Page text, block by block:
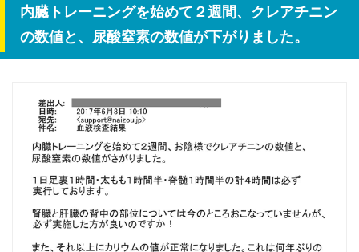
内臓トレーニングを始めて２週間、クレアチニン
の数値と、尿酸窒素の数値が下がりました。